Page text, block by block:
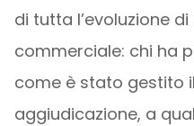
di tutta l’evoluzione
commerciale: chi ha
come è stato gestito
aggiudicazione, a